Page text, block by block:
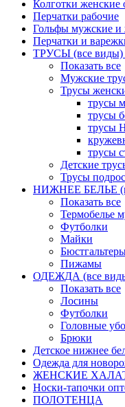
Колготки женские
Перчатки рабочие
Гольфы мужские и
Перчатки и
ТРУСЫ (все виды)
Показать все
Мужские
Трусы
трусы
трусы
трусы
трусы
Детские
Трусы
НИЖНЕЕ БЕЛЬЕ
Показать все
Термобелье
Футболки
Майки
Пижамы
ОДЕЖДА (все
Показать все
Лосины
Футболки
Головные
Брюки
Детское нижнее
Одежда для
ЖЕНСКИЕ
Носки-тапочки
ПОЛОТЕНЦА